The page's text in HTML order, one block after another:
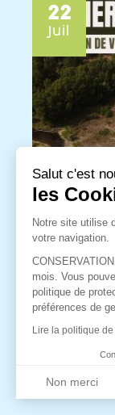
Salut c'est
les
Notre site utilise
votre navigation.
mois. Vous
politique de
préférences de
Lire la politique
Non merci
22
Juil
Dans